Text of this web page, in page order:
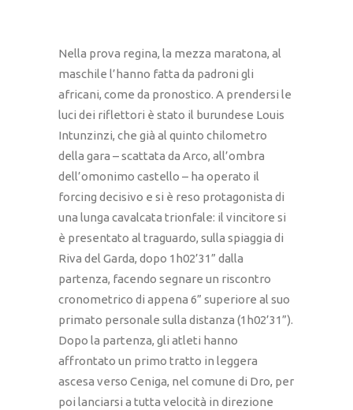
Nella prova regina, la mezza maratona, al
maschile l’hanno fatta da padroni gli
africani, come da pronostico. A prendersi le
luci dei riflettori è stato il burundese Louis
Intunzinzi, che già al quinto chilometro
della gara – scattata da Arco, all’ombra
dell’omonimo castello – ha operato il
forcing decisivo e si è reso protagonista di
una lunga cavalcata trionfale: il vincitore si
è presentato al traguardo, sulla spiaggia di
Riva del Garda, dopo 1h02’31” dalla
partenza, facendo segnare un riscontro
cronometrico di appena 6” superiore al suo
primato personale sulla distanza (1h02’31”).
Dopo la partenza, gli atleti hanno
affrontato un primo tratto in leggera
ascesa verso Ceniga, nel comune di Dro, per
poi lanciarsi a tutta velocità in direzione